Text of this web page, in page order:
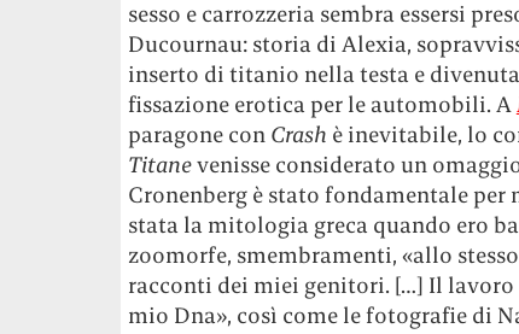
sesso e carrozzeria sembra essersi
Ducournau: storia di Alexia,
inserto di titanio nella testa e
fissazione erotica per le automobili. A
paragone con Crash è inevitabile, lo
Titanevenisse considerato un
Cronenberg è stato fondamentale per
stata la mitologia greca quando ero
zoomorfe, smembramenti, «allo
racconti dei miei genitori. […] Il
mio Dna», così come le fotografie di